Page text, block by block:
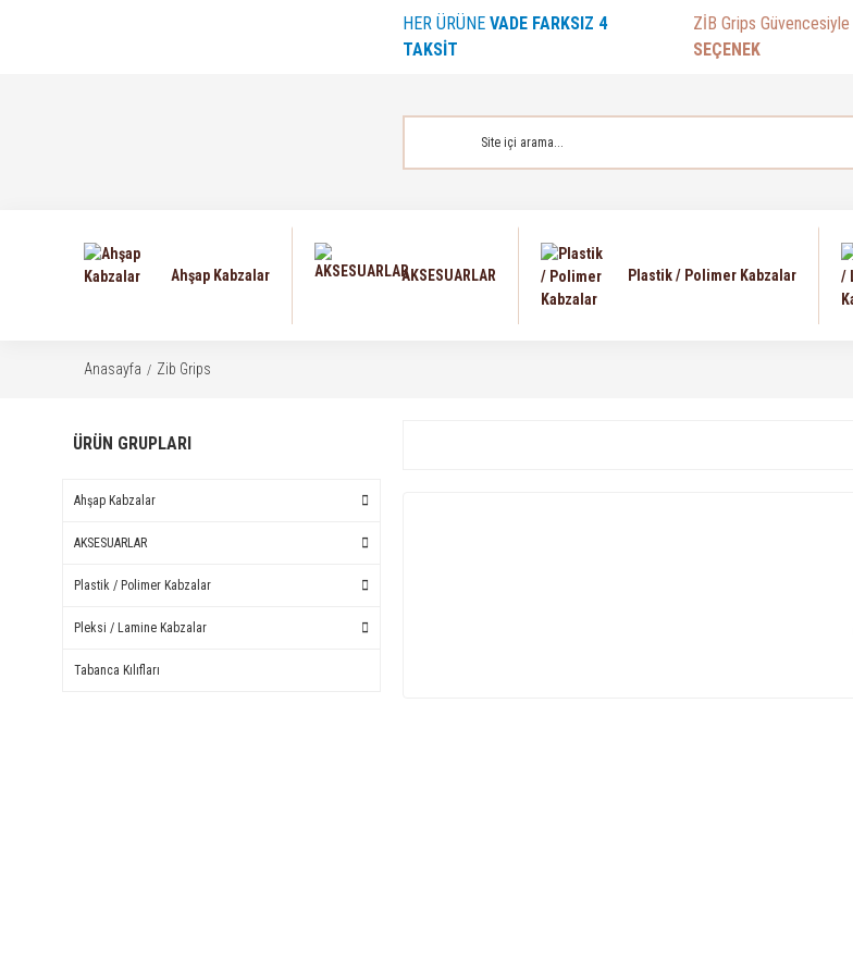
HER ÜRÜNE VADE FARKSIZ 4
TAKSİT
ZİB Grips Güvencesiyle
SEÇENEK
Ahşap Kabzalar AKSESUARLAR Plastik / Polimer Kabzalar
Anasayfa Zib Grips
ÜRÜN GRUPLARI
Ahşap Kabzalar
AKSESUARLAR
Plastik / Polimer Kabzalar
Pleksi / Lamine Kabzalar
Tabanca Kılıfları